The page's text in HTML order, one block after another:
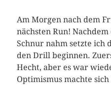
Am Morgen nach dem
nächsten Run!
Schnur nahm setzte ich
den Drill beginnen.
Hecht, aber es war
Optimismus machte